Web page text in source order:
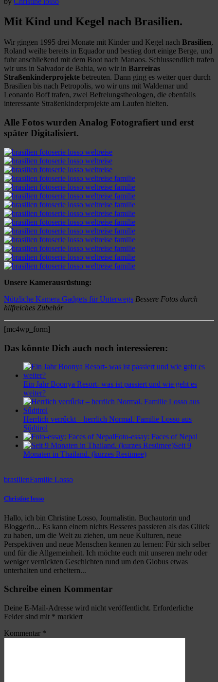
Mit Kind und Kegel nach Brasilien.
Wir gingen 1995 drei Monate mit Kinder und Kegel nach Brasilien,
Roland weilte bereits in Equador und bestieg dort einige Berge, und
fuhr anschließend mit dem Boot nach Manaos. Schlussendlich trafen
wir uns in Salvador de Bahia, wo wir in Barreiras
Straßenkinderprojekte betreuten. Dann ging es weiter quer durch
Brasilien bis nach Petropolis, wo wir uns mit Waldemar und
Leonardo Boff trafen, zwei Befreiungstheologen, die ebenfalls
interessante Straßenkinderprojekte am Laufen hielten.
Alle Fotos wurden Analog Fotografiert und erst
später Digitalisiert.
Unsere Kamerausrüstung:
Nützliche Kamera Gadgets für Unterwegs Bessere Fotos durch
hilfreiches Zubehör
[mc4wp_form]
Das könnte Dich auch noch interessieren:
Ein Jahr Boonya Resort- was ist passiert und wie geht es
weiter?
Herrlich verrűckt – herrlich Normal. Familie Losso aus
Sűdtirol
Foto-essay: Faces of Nepal
Seit 9
Monaten in Thailand. (kurzes Resümee)
brasilienFamilie Losso
Christine losso
Hallo, ich bin Christine Losso, Journalistin. Buchautorin und
Bloggerin... Es kann einem nichts Besseres passieren als das Glück
zu haben, um die Welt zu ziehen, um neue Kulturen, neue
Perspektiven und neue Menschen kennen zu lernen: Für sich selber
und für die Allgemeinheit. Ich möchte euch mit unseren mehr oder
weniger verrückten Geschichten rund um den Globus etwas
unterhalten und erheitern...
Schreibe einen Kommentar
Deine E-Mail-Adresse wird nicht veröffentlicht. Erforderliche
Felder sind mit * markiert
Kommentar *